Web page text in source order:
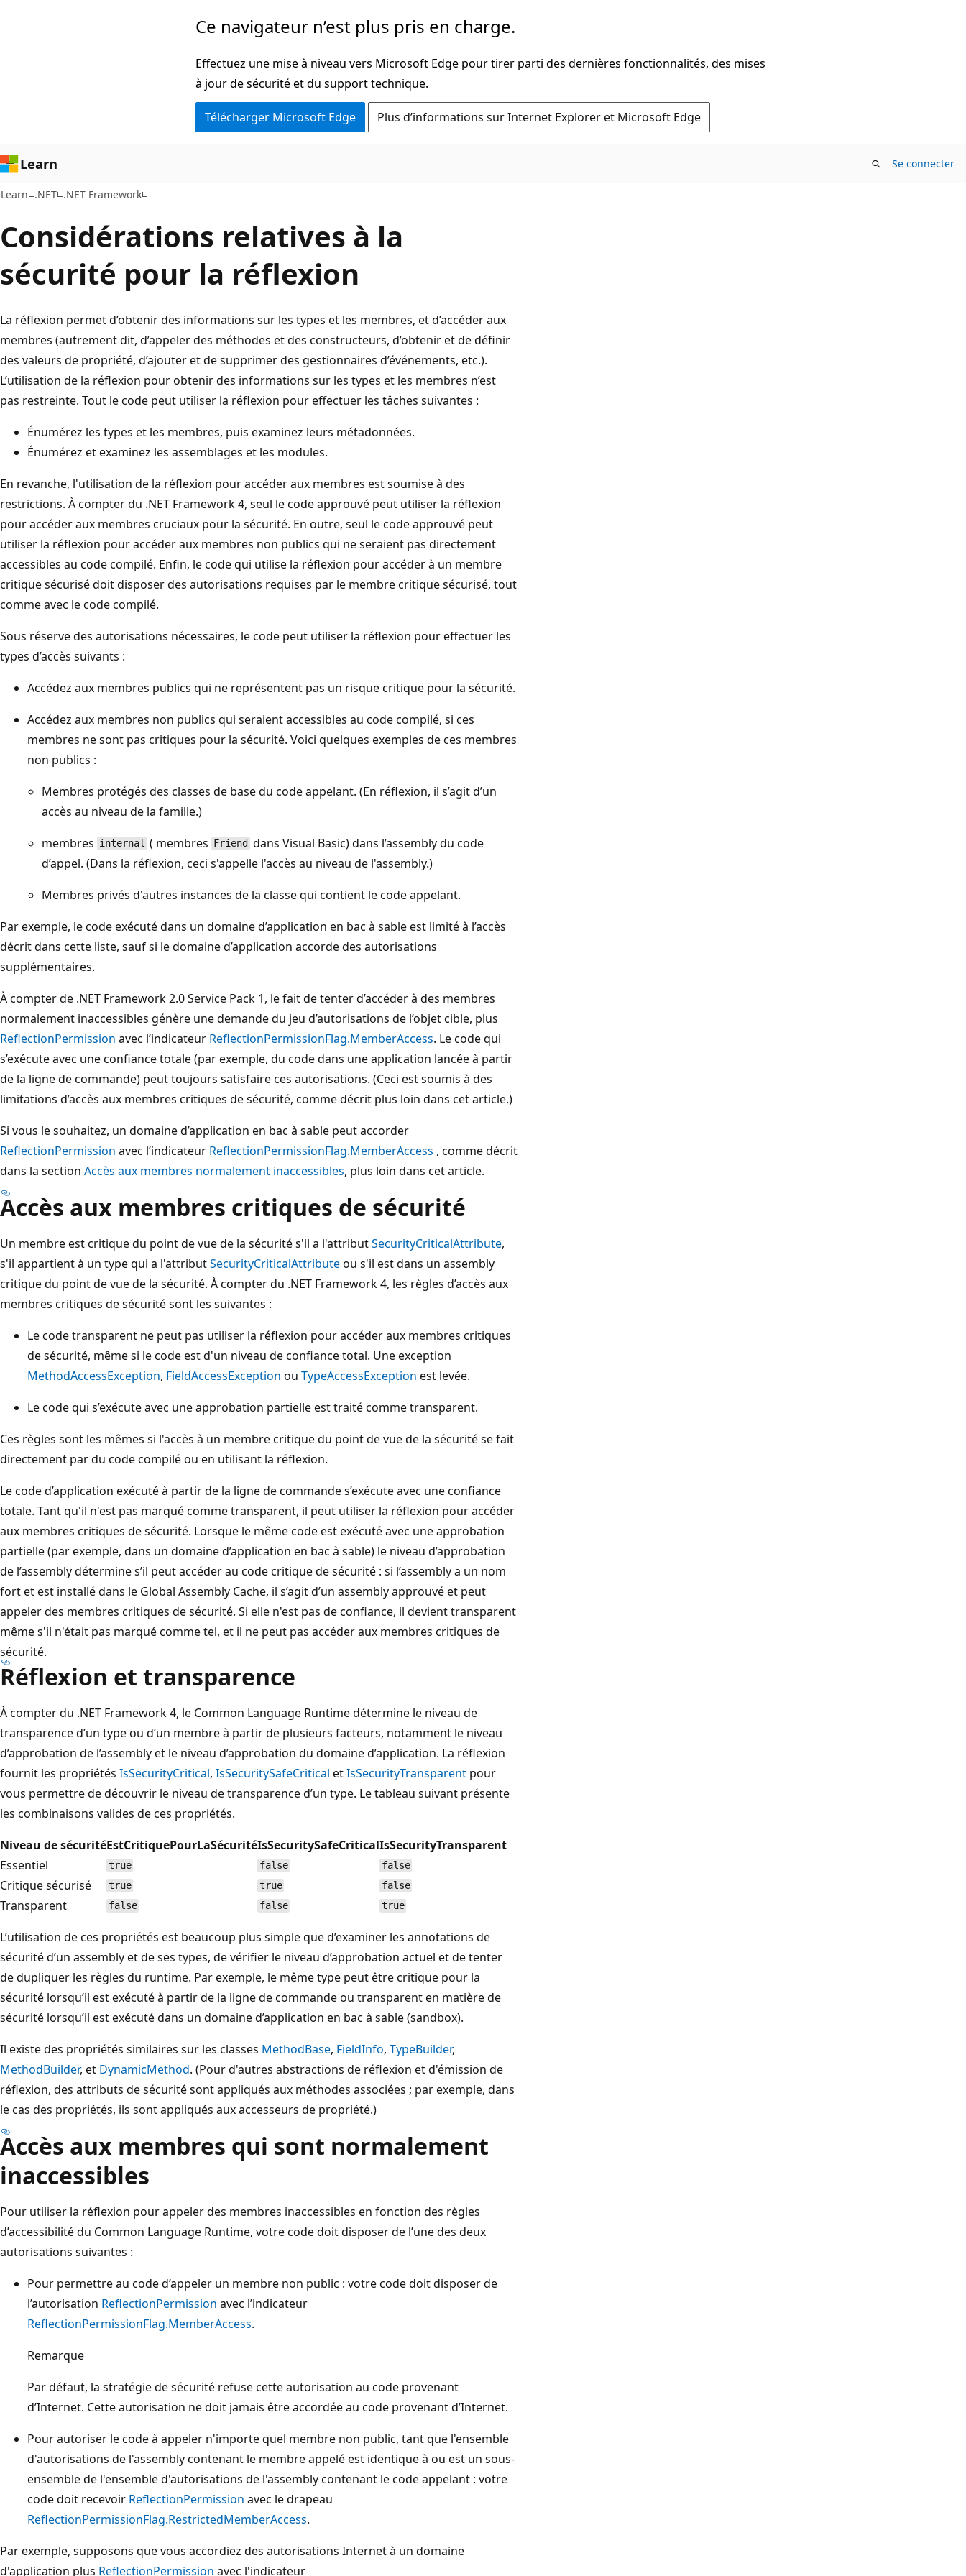
Ce navigateur n’est plus pris en charge.
Effectuez une mise à niveau vers Microsoft Edge pour tirer parti des dernières fonctionnalités, des mises
à jour de sécurité et du support technique.
Télécharger Microsoft Edge Plus d’informations sur Internet Explorer et Microsoft Edge
Learn Se connecter
Learn .NET .NET Framework
Considérations relatives à la
sécurité pour la réflexion
La réflexion permet d’obtenir des informations sur les types et les membres, et d’accéder aux
membres (autrement dit, d’appeler des méthodes et des constructeurs, d’obtenir et de définir
des valeurs de propriété, d’ajouter et de supprimer des gestionnaires d’événements, etc.).
L’utilisation de la réflexion pour obtenir des informations sur les types et les membres n’est
pas restreinte. Tout le code peut utiliser la réflexion pour effectuer les tâches suivantes :
Énumérez les types et les membres, puis examinez leurs métadonnées.
Énumérez et examinez les assemblages et les modules.
En revanche, l'utilisation de la réflexion pour accéder aux membres est soumise à des
restrictions. À compter du .NET Framework 4, seul le code approuvé peut utiliser la réflexion
pour accéder aux membres cruciaux pour la sécurité. En outre, seul le code approuvé peut
utiliser la réflexion pour accéder aux membres non publics qui ne seraient pas directement
accessibles au code compilé. Enfin, le code qui utilise la réflexion pour accéder à un membre
critique sécurisé doit disposer des autorisations requises par le membre critique sécurisé, tout
comme avec le code compilé.
Sous réserve des autorisations nécessaires, le code peut utiliser la réflexion pour effectuer les
types d’accès suivants :
Accédez aux membres publics qui ne représentent pas un risque critique pour la sécurité.
Accédez aux membres non publics qui seraient accessibles au code compilé, si ces
membres ne sont pas critiques pour la sécurité. Voici quelques exemples de ces membres
non publics :
Membres protégés des classes de base du code appelant. (En réflexion, il s’agit d’un
accès au niveau de la famille.)
membres internal ( membres Friend dans Visual Basic) dans l’assembly du code
d’appel. (Dans la réflexion, ceci s'appelle l'accès au niveau de l'assembly.)
Membres privés d'autres instances de la classe qui contient le code appelant.
Par exemple, le code exécuté dans un domaine d’application en bac à sable est limité à l’accès
décrit dans cette liste, sauf si le domaine d’application accorde des autorisations
supplémentaires.
À compter de .NET Framework 2.0 Service Pack 1, le fait de tenter d’accéder à des membres
normalement inaccessibles génère une demande du jeu d’autorisations de l’objet cible, plus
ReflectionPermission avec l’indicateur ReflectionPermissionFlag.MemberAccess. Le code qui
s’exécute avec une confiance totale (par exemple, du code dans une application lancée à partir
de la ligne de commande) peut toujours satisfaire ces autorisations. (Ceci est soumis à des
limitations d’accès aux membres critiques de sécurité, comme décrit plus loin dans cet article.)
Si vous le souhaitez, un domaine d’application en bac à sable peut accorder
ReflectionPermission avec l’indicateur ReflectionPermissionFlag.MemberAccess , comme décrit
dans la section Accès aux membres normalement inaccessibles, plus loin dans cet article.
Accès aux membres critiques de sécurité
Un membre est critique du point de vue de la sécurité s'il a l'attributSecurityCriticalAttribute,
s'il appartient à un type qui a l'attributSecurityCriticalAttributeou s'il est dans un assembly
critique du point de vue de la sécurité. À compter du .NET Framework 4, les règles d’accès aux
membres critiques de sécurité sont les suivantes :
Le code transparent ne peut pas utiliser la réflexion pour accéder aux membres critiques
de sécurité, même si le code est d'un niveau de confiance total. Une exception
MethodAccessException, FieldAccessException ou TypeAccessException est levée.
Le code qui s’exécute avec une approbation partielle est traité comme transparent.
Ces règles sont les mêmes si l'accès à un membre critique du point de vue de la sécurité se fait
directement par du code compilé ou en utilisant la réflexion.
Le code d’application exécuté à partir de la ligne de commande s’exécute avec une confiance
totale. Tant qu'il n'est pas marqué comme transparent, il peut utiliser la réflexion pour accéder
aux membres critiques de sécurité. Lorsque le même code est exécuté avec une approbation
partielle (par exemple, dans un domaine d’application en bac à sable) le niveau d’approbation
de l’assembly détermine s’il peut accéder au code critique de sécurité : si l’assembly a un nom
fort et est installé dans le Global Assembly Cache, il s’agit d’un assembly approuvé et peut
appeler des membres critiques de sécurité. Si elle n'est pas de confiance, il devient transparent
même s'il n'était pas marqué comme tel, et il ne peut pas accéder aux membres critiques de
sécurité.
Réflexion et transparence
À compter du .NET Framework 4, le Common Language Runtime détermine le niveau de
transparence d’un type ou d’un membre à partir de plusieurs facteurs, notamment le niveau
d’approbation de l’assembly et le niveau d’approbation du domaine d’application. La réflexion
fournit les propriétés IsSecurityCritical, IsSecuritySafeCritical etIsSecurityTransparent pour
vous permettre de découvrir le niveau de transparence d’un type. Le tableau suivant présente
les combinaisons valides de ces propriétés.
Niveau de sécuritéEstCritiquePourLaSécuritéIsSecuritySafeCriticalIsSecurityTransparent
Essentiel
true false false
Critique sécurisé true true false
Transparent false false true
L’utilisation de ces propriétés est beaucoup plus simple que d’examiner les annotations de
sécurité d’un assembly et de ses types, de vérifier le niveau d’approbation actuel et de tenter
de dupliquer les règles du runtime. Par exemple, le même type peut être critique pour la
sécurité lorsqu’il est exécuté à partir de la ligne de commande ou transparent en matière de
sécurité lorsqu’il est exécuté dans un domaine d’application en bac à sable (sandbox).
Il existe des propriétés similaires sur les classes MethodBase, FieldInfo, TypeBuilder,
MethodBuilder, et DynamicMethod. (Pour d'autres abstractions de réflexion et d'émission de
réflexion, des attributs de sécurité sont appliqués aux méthodes associées ; par exemple, dans
le cas des propriétés, ils sont appliqués aux accesseurs de propriété.)
Accès aux membres qui sont normalement
inaccessibles
Pour utiliser la réflexion pour appeler des membres inaccessibles en fonction des règles
d’accessibilité du Common Language Runtime, votre code doit disposer de l’une des deux
autorisations suivantes :
Pour permettre au code d’appeler un membre non public : votre code doit disposer de
l’autorisation ReflectionPermission avec l’indicateur
ReflectionPermissionFlag.MemberAccess.
Remarque
Par défaut, la stratégie de sécurité refuse cette autorisation au code provenant
d’Internet. Cette autorisation ne doit jamais être accordée au code provenant d’Internet.
Pour autoriser le code à appeler n'importe quel membre non public, tant que l'ensemble
d'autorisations de l'assembly contenant le membre appelé est identique à ou est un sous-
ensemble de l'ensemble d'autorisations de l'assembly contenant le code appelant : votre
code doit recevoir ReflectionPermission avec le drapeau
ReflectionPermissionFlag.RestrictedMemberAccess.
Par exemple, supposons que vous accordiez des autorisations Internet à un domaine
d'application plus ReflectionPermission avec l'indicateur